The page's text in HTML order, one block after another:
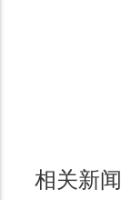
相关新闻